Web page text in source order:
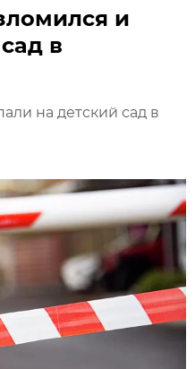
и
в
на детский сад в